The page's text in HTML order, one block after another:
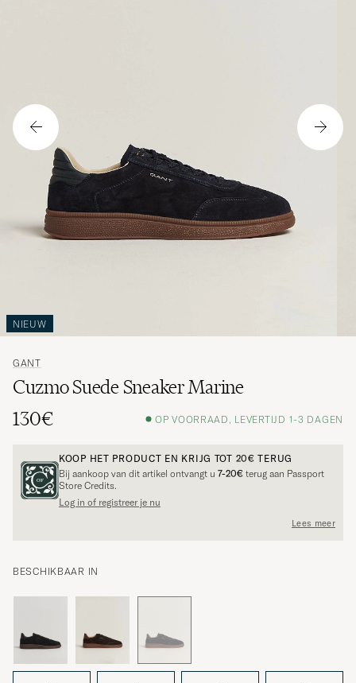
NIEUW
GANT
Cuzmo Suede Sneaker Marine
130€
OP VOORRAAD, LEVERTIJD 1-3 DAGEN
KOOP HET PRODUCT EN KRIJG TOT 20€ TERUG
Bij aankoop van dit artikel ontvangt u 7-20€ terug aan Passport
Store Credits.
Log in of registreer je nu
Lees meer
BESCHIKBAAR IN